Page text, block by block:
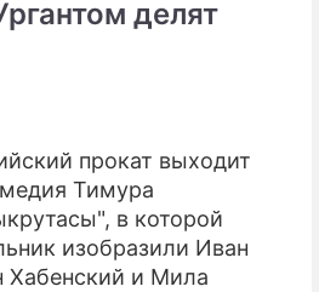
КИНО
ЭКОНОМИКА
ПРОИСШЕСТВИЯ
СОННИК
делят
прокат выходит
Тимура
в которой
изобразили Иван
Хабенский и Мила